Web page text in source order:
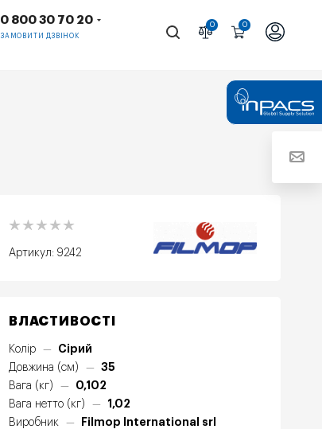
0 0
0 800 30 70 20
ЗАМОВИТИ ДЗВІНОК
Артикул: 9242
ВЛАСТИВОСТІ
Колір —
Сірий
Довжина (см)
—
35
Вага (кг)
—
0,102
Вага нетто (кг)
—
1,02
Виробник
—
Filmop International srl